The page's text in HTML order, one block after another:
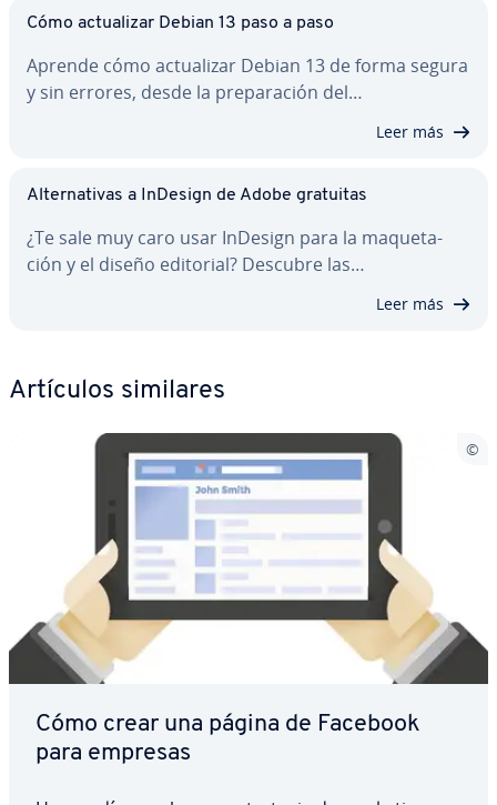
Cómo ac­tua­li­zar Debian 13 paso a paso
Aprende cómo ac­tua­li­zar Debian 13 de forma segura
y sin errores, desde la pre­pa­ra­ción del…
Leer más
Al­te­r­na­ti­vas a InDesign de Adobe gratuitas
¿Te sale muy caro usar InDesign para la ma­que­ta­
ción y el diseño editorial? Descubre las…
Leer más
Artículos similares
Cómo crear una página de Facebook
para empresas